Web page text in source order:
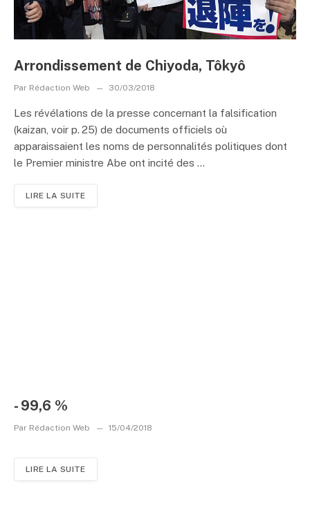
Arrondissement de Chiyoda, Tôkyô
Par Rédaction Web 30/03/2018
Les révélations de la presse concernant la falsification
(kaizan, voir p. 25) de documents officiels où
apparaissaient les noms de personnalités politiques dont
le Premier ministre Abe ont incité des ...
LIRE LA SUITE
- 99,6 %
Par Rédaction Web 15/04/2018
LIRE LA SUITE